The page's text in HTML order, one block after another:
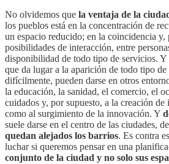
No olvidemos que la ventaja de la
los pueblos está en la concentración de
un espacio reducido; en la coincidencia y,
posibilidades de interacción, entre
disponibilidad de todo tipo de servicios. Y
que da lugar a la aparición de todo tipo
difícilmente, pueden darse en otros
la educación, la sanidad, el comercio, el
cuidados y, por supuesto, a la creación
como al surgimiento de la innovación. Y
suele darse en el centro de las ciudades,
quedan alejados los barrios. Es contra
luchar si queremos pensar en una
conjunto de la ciudad y no solo sus